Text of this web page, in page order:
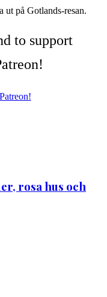
ut på Gotlands-resan.
to support
rosa hus och